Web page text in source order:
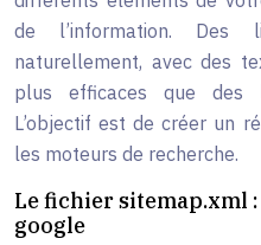
de l’information. Des
naturellement, avec des
plus efficaces que des
L’objectif est de créer un
les moteurs de recherche.
Le fichier sitemap.xml
google